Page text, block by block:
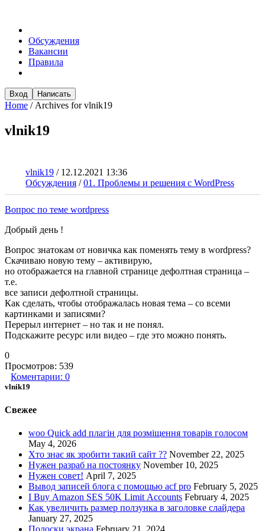
Обсуждения
Вакансии
Правила
Вход Написать
Home / Archives for vlnik19
vlnik19
vlnik19 / 12.12.2021 13:36
Обсуждения /01. Проблемы и решения с WordPress
Вопрос по теме wordpress
Добрый день !
Вопрос знатокам от новичка как поменять тему в wordpress?
Скачиваю новую тему – активирую,
но отображается на главной странице дефолтная страница –
т.е.
все записи дефолтной страницы.
Как сделать, чтобы отображалась новая тема – со всеми
картинками и записями?
Перерыл интернет – но так и не понял.
Подскажите ресурс или видео – где это можно понять.
0
Просмотров: 539
Коментарии: 0
vlnik19
Свежее
woo Quick add плагін для розміщення товарів голосом
May 4, 2026
Хто знає як зробити такий сайт ?? November 22, 2025
Нужен разраб на постоянку November 10, 2025
Нужен совет! April 7, 2025
Вывод записей блога с помощью acf pro February 5, 2025
I Buy Amazon SES 50K Limit Accounts February 4, 2025
Как увеличить размер ползунка в заголовке слайдера
January 27, 2025